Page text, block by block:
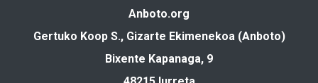
Anboto.org
Gertuko Koop S., Gizarte Ekimenekoa (Anboto)
Bixente Kapanaga, 9